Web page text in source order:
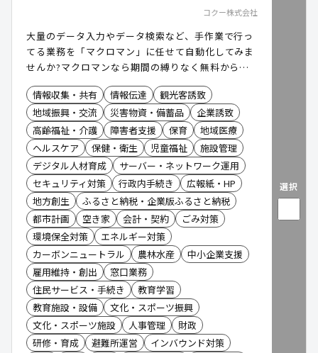
コクー株式会社
大量のデータ入力やデータ検索など、手作業で行っ
てる業務を「マクロマン」に任せて自動化してみま
せんか?マクロマンなら期間の縛りなく無料から利
用できます。
情報収集・共有
情報伝達
観光客誘致
地域振興・交流
災害物資・備蓄品
企業誘致
高齢福祉・介護
障害者支援 保育
地域医療
ヘルスケア
保健・衛生 児童福祉
施設管理
デジタル人材育成
サーバー・ネットワーク運用
セキュリティ対策
行政内手続き
広報紙・HP
地方創生
ふるさと納税・企業版ふるさと納税
都市計画
空き家 会計・契約
ごみ対策
環境保全対策
エネルギー対策
カーボンニュートラル
農林水産
中小企業支援
雇用維持・創出
窓口業務
住民サービス・手続き
教育学習
教育施設・設備
文化・スポーツ振興
文化・スポーツ施設
人事管理
財政
研修・育成
避難所運営
インバウンド対策
選択